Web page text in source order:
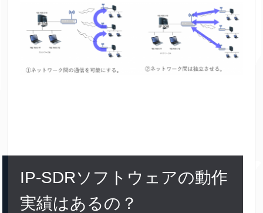
IP-SDRソフトウェアの動作
実績はあるの？